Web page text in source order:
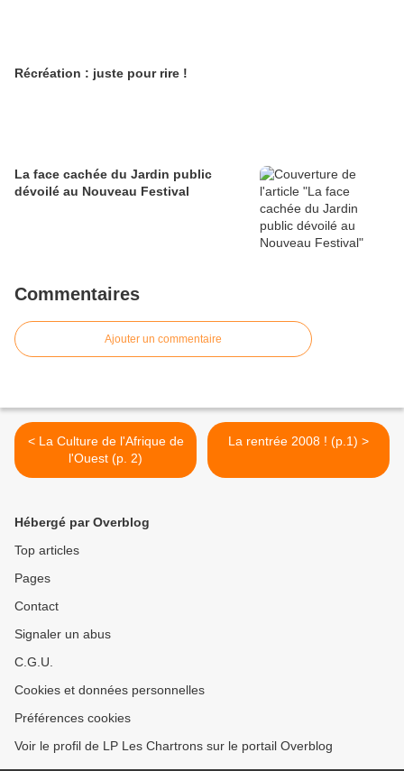
Récréation : juste pour rire !
La face cachée du Jardin public
dévoilé au Nouveau Festival
Commentaires
Ajouter un commentaire
< La Culture de l'Afrique de
l'Ouest (p. 2)
La rentrée 2008 ! (p.1) >
Hébergé par Overblog
Top articles
Pages
Contact
Signaler un abus
C.G.U.
Cookies et données personnelles
Préférences cookies
Voir le profil de LP Les Chartrons sur le portail Overblog